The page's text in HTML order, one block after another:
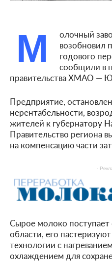
М
олочный
возобновил
годового
сообщили в
правительства ХМАО —
Предприятие,
нерентабельности,
жителей к губернатору
Правительство региона
на компенсацию части
-
Сырое молоко
области, его
технологии с
охлаждением для